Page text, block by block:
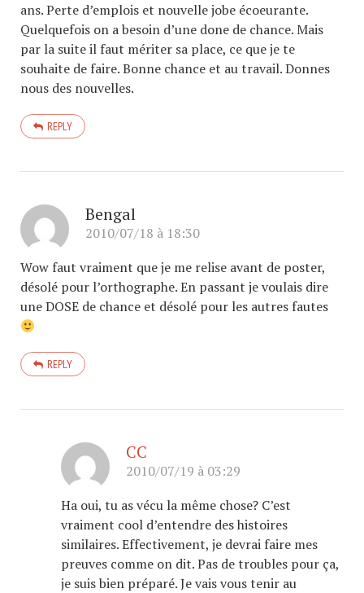
ans. Perte d’emplois et nouvelle jobe écoeurante.
Quelquefois on a besoin d’une done de chance. Mais
par la suite il faut mériter sa place, ce que je te
souhaite de faire. Bonne chance et au travail. Donnes
nous des nouvelles.
REPLY
Bengal
2010/07/18 à 18:30
Wow faut vraiment que je me relise avant de poster,
désolé pour l’orthographe. En passant je voulais dire
une DOSE de chance et désolé pour les autres fautes
REPLY
CC
2010/07/19 à 03:29
Ha oui, tu as vécu la même chose? C’est
vraiment cool d’entendre des histoires
similaires. Effectivement, je devrai faire mes
preuves comme on dit. Pas de troubles pour ça,
je suis bien préparé. Je vais vous tenir au